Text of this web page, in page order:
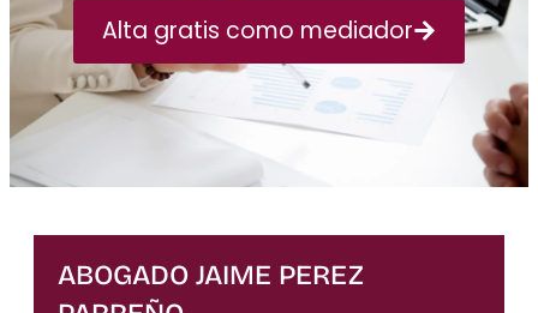
Alta gratis como mediador
ABOGADO JAIME PEREZ